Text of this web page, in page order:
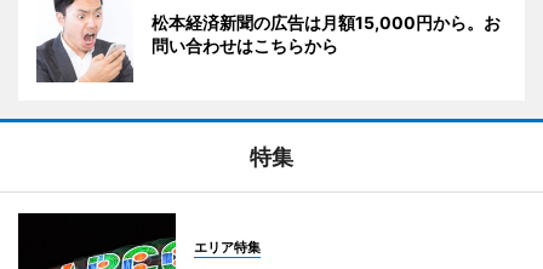
松本経済新聞の広告は月額15,000円から。お
問い合わせはこちらから
特集
エリア特集